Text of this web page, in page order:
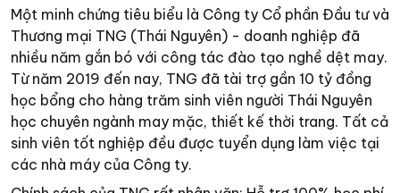
Một minh chứng tiêu biểu là Công ty Cổ phần Đầu tư và
Thương mại TNG (Thái Nguyên) - doanh nghiệp đã
nhiều năm gắn bó với công tác đào tạo nghề dệt may.
Từ năm 2019 đến nay, TNG đã tài trợ gần 10 tỷ đồng
học bổng cho hàng trăm sinh viên người Thái Nguyên
học chuyên ngành may mặc, thiết kế thời trang. Tất cả
sinh viên tốt nghiệp đều được tuyển dụng làm việc tại
các nhà máy của Công ty.